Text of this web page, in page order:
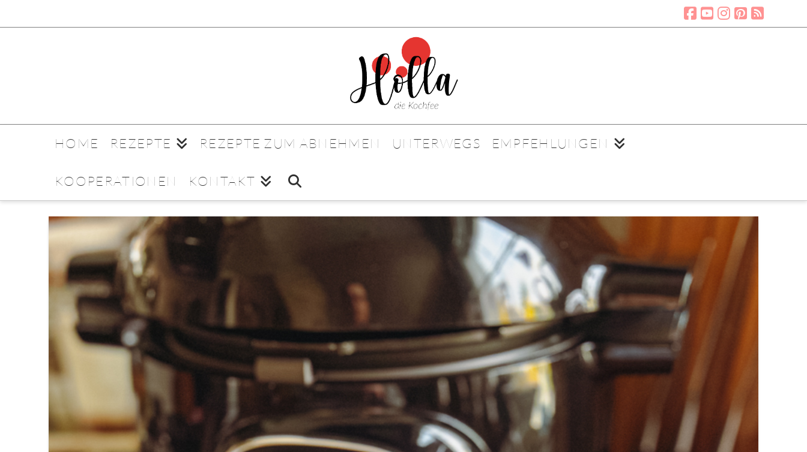
HOME REZEPTE REZEPTE ZUM ABNEHMEN UNTERWEGS EMPFEHLUNGEN
KOOPERATIONEN KONTAKT